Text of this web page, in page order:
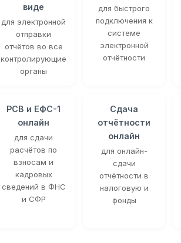
виде
для электронной
отправки
отчётов во все
контролирующие
органы
для быстрого
подключения к
системе
электронной
отчётности
РСВ и ЕФС-1
онлайн
для сдачи
расчётов по
взносам и
кадровых
сведений в ФНС
и СФР
Сдача
отчётности
онлайн
для онлайн-
сдачи
отчётности в
налоговую и
фонды